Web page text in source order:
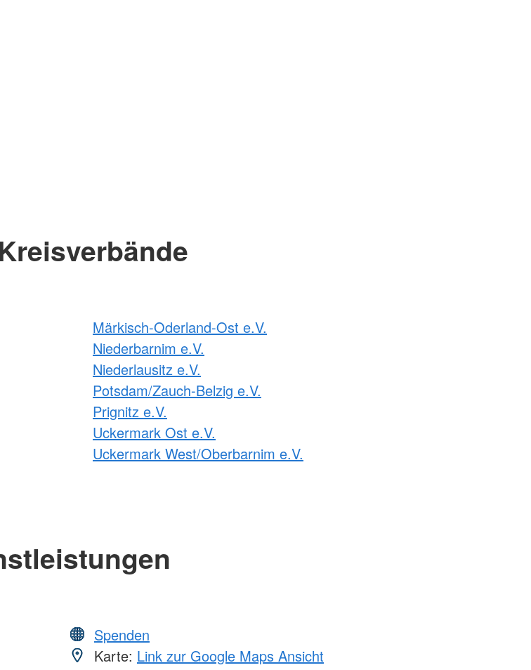
Märkisch-Oderland-Ost e.V.
Niederbarnim e.V.
Niederlausitz e.V.
Potsdam/Zauch-Belzig e.V.
Prignitz e.V.
Uckermark Ost e.V.
Uckermark West/Oberbarnim e.V.
Spenden
Karte: Link zur Google Maps Ansicht